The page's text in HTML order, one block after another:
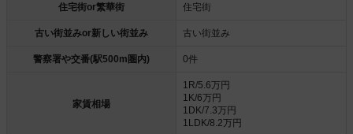
住宅街or繁華街 住宅街
古い街並みor新しい街並み 古い街並み
警察署や交番(駅500m圏内) 0件
家賃相場
1R/5.6万円
1K/6万円
1DK/7.3万円
1LDK/8.2万円